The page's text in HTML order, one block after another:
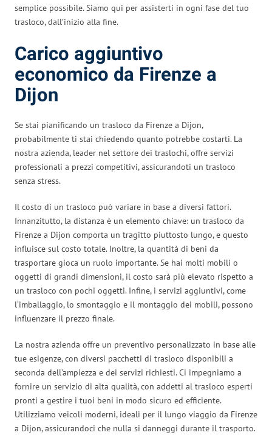
semplice possibile. Siamo qui per assisterti in ogni fase del tuo
trasloco, dall’inizio alla fine.
Carico aggiuntivo
economico da Firenze a
Dijon
Se stai pianificando un trasloco da Firenze a Dijon,
probabilmente ti stai chiedendo quanto potrebbe costarti. La
nostra azienda, leader nel settore dei traslochi, offre servizi
professionali a prezzi competitivi, assicurandoti un trasloco
senza stress.
Il costo di un trasloco può variare in base a diversi fattori.
Innanzitutto, la distanza è un elemento chiave: un trasloco da
Firenze a Dijon comporta un tragitto piuttosto lungo, e questo
influisce sul costo totale. Inoltre, la quantità di beni da
trasportare gioca un ruolo importante. Se hai molti mobili o
oggetti di grandi dimensioni, il costo sarà più elevato rispetto a
un trasloco con pochi oggetti. Infine, i servizi aggiuntivi, come
l’imballaggio, lo smontaggio e il montaggio dei mobili, possono
influenzare il prezzo finale.
La nostra azienda offre un preventivo personalizzato in base alle
tue esigenze, con diversi pacchetti di trasloco disponibili a
seconda dell’ampiezza e dei servizi richiesti. Ci impegniamo a
fornire un servizio di alta qualità, con addetti al trasloco esperti
pronti a gestire i tuoi beni in modo sicuro ed efficiente.
Utilizziamo veicoli moderni, ideali per il lungo viaggio da Firenze
a Dijon, assicurandoci che nulla si danneggi durante il trasporto.